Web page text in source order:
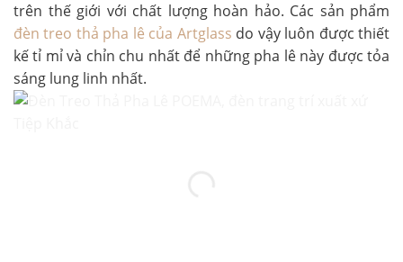
trên thế giới với chất lượng hoàn hảo. Các sản phẩm
đèn treo thả pha lê của Artglass do vậy luôn được thiết
kế tỉ mỉ và chỉn chu nhất để những pha lê này được tỏa
sáng lung linh nhất.